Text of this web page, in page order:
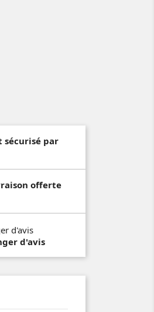
sécurisé par
offerte
d'avis